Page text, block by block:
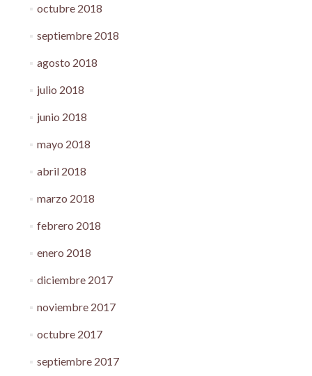
octubre 2018
septiembre 2018
agosto 2018
julio 2018
junio 2018
mayo 2018
abril 2018
marzo 2018
febrero 2018
enero 2018
diciembre 2017
noviembre 2017
octubre 2017
septiembre 2017